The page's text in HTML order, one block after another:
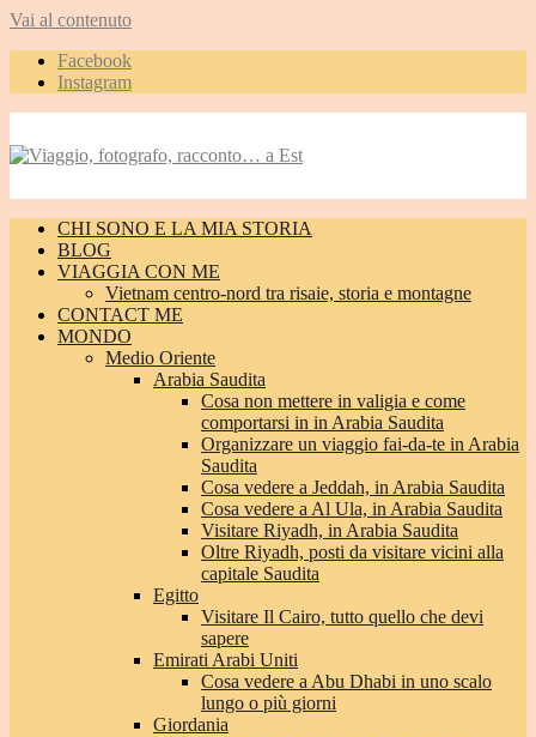
Vai al contenuto
Facebook
Instagram
CHI SONO E LA MIA STORIA
BLOG
VIAGGIA CON ME
Vietnam centro-nord tra risaie, storia e montagne
CONTACT ME
MONDO
Medio Oriente
Arabia Saudita
Cosa non mettere in valigia e come
comportarsi in in Arabia Saudita
Organizzare un viaggio fai-da-te in Arabia
Saudita
Cosa vedere a Jeddah, in Arabia Saudita
Cosa vedere a Al Ula, in Arabia Saudita
Visitare Riyadh, in Arabia Saudita
Oltre Riyadh, posti da visitare vicini alla
capitale Saudita
Egitto
Visitare Il Cairo, tutto quello che devi
sapere
Emirati Arabi Uniti
Cosa vedere a Abu Dhabi in uno scalo
lungo o più giorni
Giordania